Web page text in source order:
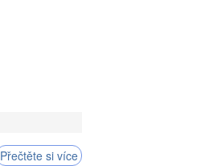
Přečtěte si více